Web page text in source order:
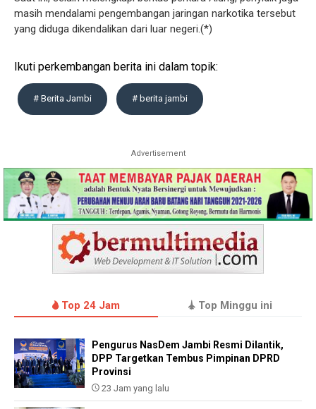
masih mendalami pengembangan jaringan narkotika tersebut
yang diduga dikendalikan dari luar negeri.(*)
Ikuti perkembangan berita ini dalam topik:
# Berita Jambi # berita jambi
Advertisement
Top 24 Jam Top Minggu ini
Pengurus NasDem Jambi Resmi Dilantik,
DPP Targetkan Tembus Pimpinan DPRD
Provinsi
23 Jam yang lalu